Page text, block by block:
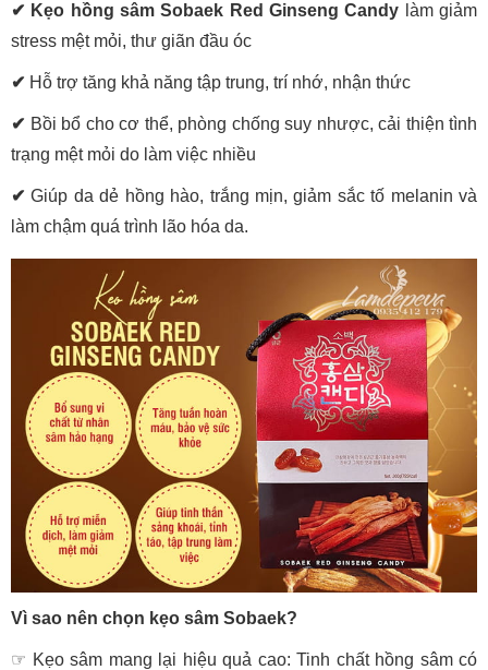
✔ Kẹo hồng sâm Sobaek Red Ginseng Candy làm giảm
stress mệt mỏi, thư giãn đầu óc
✔ Hỗ trợ tăng khả năng tập trung, trí nhớ, nhận thức
✔ Bồi bổ cho cơ thể, phòng chống suy nhược, cải thiện tình
trạng mệt mỏi do làm việc nhiều
✔Giúp da dẻ hồng hào, trắng mịn, giảm sắc tố melanin và
làm chậm quá trình lão hóa da.
Vì sao nên chọn kẹo sâm Sobaek?
☞ Kẹo sâm mang lại hiệu quả cao: Tinh chất hồng sâm có